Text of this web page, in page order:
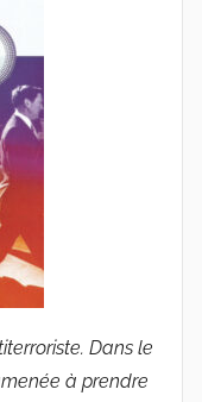
Dans le
à prendre